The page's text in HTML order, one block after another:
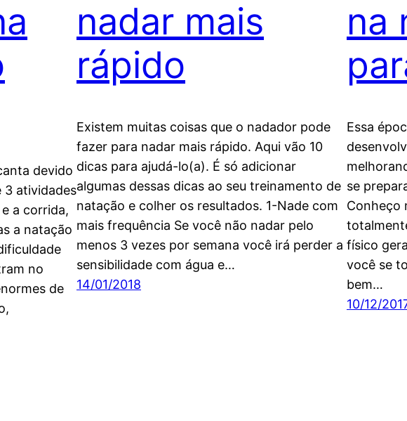
devido
3 atividades
a corrida,
a natação
no
de
nadar mais
rápido
Existem muitas coisas que o nadador pode
fazer para nadar mais rápido. Aqui vão 10
dicas para ajudá-lo(a). É só adicionar
algumas dessas dicas ao seu treinamento de
natação e colher os resultados. 1-Nade com
mais frequência Se você não nadar pelo
menos 3 vezes por semana você irá perder a
sensibilidade com água e…
14/01/2018
na
Essa
se
Conheço
físico
você se
bem…
10/12/